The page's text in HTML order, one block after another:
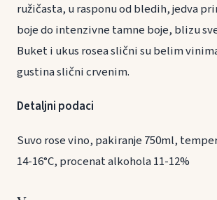
ružičasta, u rasponu od bledih, jedva
boje do intenzivne tamne boje, blizu
Buket i ukus rosea slični su belim
gustina slični crvenim.
Detaljni podaci
Suvo rose vino, pakiranje 750ml,
14-16°C, procenat alkohola 11-12%